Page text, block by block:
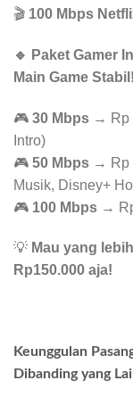
🎬 100 Mbps
🔹 Paket Gamer
Main Game
🎮 30 Mbps → Rp
Intro)
🎮 50 Mbps → Rp
Musik, Disney+
🎮 100 Mbps →
💡 Mau yang
Rp150.000 aja!
Keunggulan
Dibanding yang